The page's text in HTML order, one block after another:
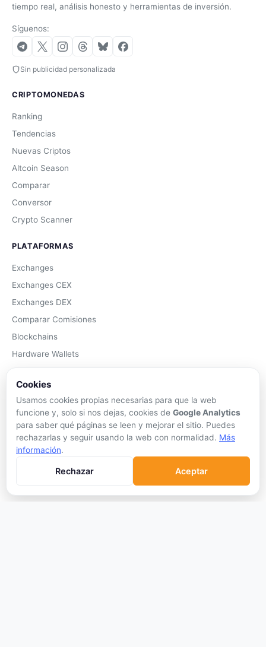
tiempo real, análisis honesto y herramientas de inversión.
Síguenos:
Sin publicidad personalizada
CRIPTOMONEDAS
Ranking
Tendencias
Nuevas Criptos
Altcoin Season
Comparar
Conversor
Crypto Scanner
PLATAFORMAS
Exchanges
Exchanges CEX
Exchanges DEX
Comparar Comisiones
Blockchains
Hardware Wallets
Mejor Wallet
Gastar Criptomonedas
APRENDER
Qué son las Criptos
Cómo Comprar
Cookies
Usamos cookies propias necesarias para que la web
funcione y, solo si nos dejas, cookies de Google Analytics
para saber qué páginas se leen y mejorar el sitio. Puedes
rechazarlas y seguir usando la web con normalidad. Más
información.
Rechazar Aceptar